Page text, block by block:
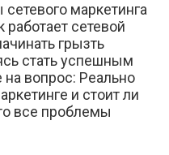
маркетинга
сетевой
грызть
стать успешным
на вопрос: Реально
и стоит ли
все проблемы